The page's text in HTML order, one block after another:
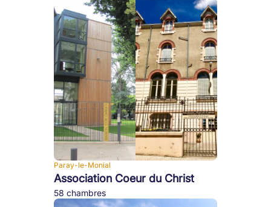
Paray-le-Monial
Association Coeur du Christ
58 chambres